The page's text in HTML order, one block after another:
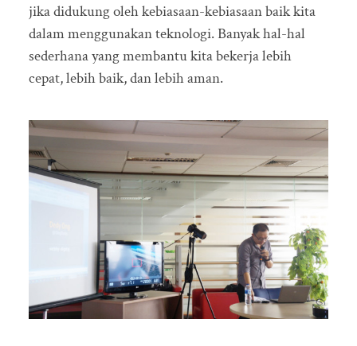
jika didukung oleh kebiasaan-kebiasaan baik kita
dalam menggunakan teknologi. Banyak hal-hal
sederhana yang membantu kita bekerja lebih
cepat, lebih baik, dan lebih aman.